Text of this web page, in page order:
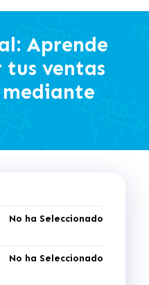
Aprende
tus ventas
mediante
No ha Seleccionado
No ha Seleccionado